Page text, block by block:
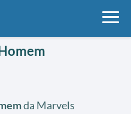
da Marvels